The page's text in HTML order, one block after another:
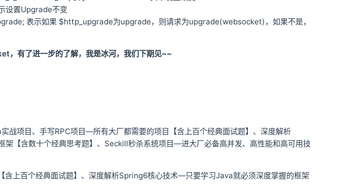
设置Upgrade不变
表示如果 $http_upgrade为upgrade，则请求为upgrade(websocket)，如果不是，
，有了进一步的了解，我是冰河，我们下期见~~
战项目、手写RPC项目—所有大厂都需要的项目【含上百个经典面试题】、深度解析
【含数十个经典思考题】、Seckill秒杀系统项目—进大厂必备高并发、高性能和高可用技
上百个经典面试题】、深度解析Spring6核心技术—只要学习Java就必须深度掌握的框架